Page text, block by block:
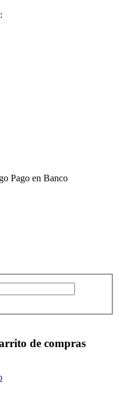
de compras